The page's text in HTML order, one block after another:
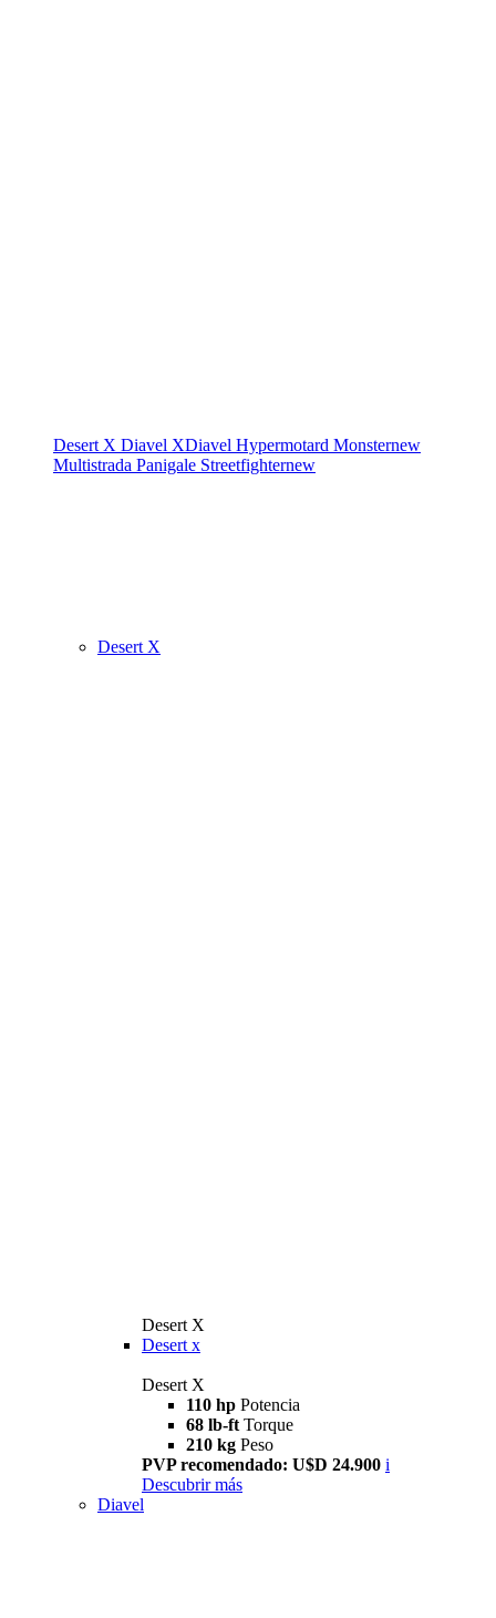
Desert X Diavel XDiavel Hypermotard Monsternew
Multistrada Panigale Streetfighternew
Desert X
Desert X
Desert x
Desert X
110 hp Potencia
68 lb-ft Torque
210 kg Peso
PVP recomendado: U$D 24.900 i
Descubrir más
Diavel